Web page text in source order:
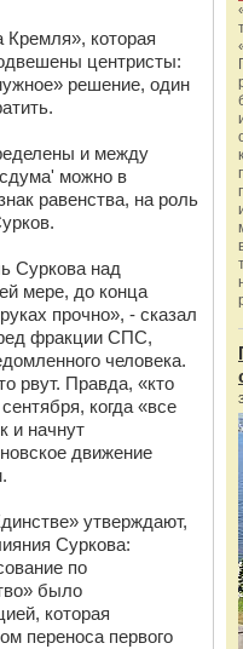
Кремля», которая
центристы:
решение, один
и между
можно в
равенства, на роль
Суркова над
мере, до конца
прочно», - сказал
фракции СПС,
человека.
рвут. Правда, «кто
когда «все
и начнут
движение
утверждают,
Суркова:
по
было
которая
переноса первого